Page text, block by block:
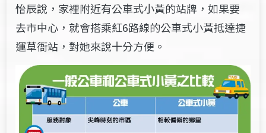
怡辰說，家裡附近有公車式小黃的站牌，如果要
去市中心，就會搭乘紅6路線的公車式小黃抵達捷
運草衙站，對她來說十分方便。